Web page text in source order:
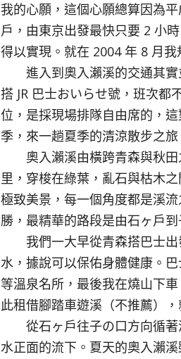
我的心願，這個心願總算因為
戶，由東京出發最快只要 2 小
得以實現。就在 2004 年 8 月
進入到奧入瀨溪的交通其實
搭 JR 巴士おいらせ號，班次都
位，是採現場排隊自由席的，
季，來一趟夏季的清涼散步之旅
奧入瀨溪由橫跨青森與秋田
里，穿梭在綠葉，亂石與枯木
極致美景，每一個角度都是溪
勝，最精華的路段是由石ヶ戶
我們一大早從青森搭巴士出
水，據說可以保佑身體健康。
等溫泉名所，最後我在燒山下
此租借腳踏車遊溪（不推薦）
從石ヶ戶往子の口方向循著
水正面的流下。夏天的奧入瀨